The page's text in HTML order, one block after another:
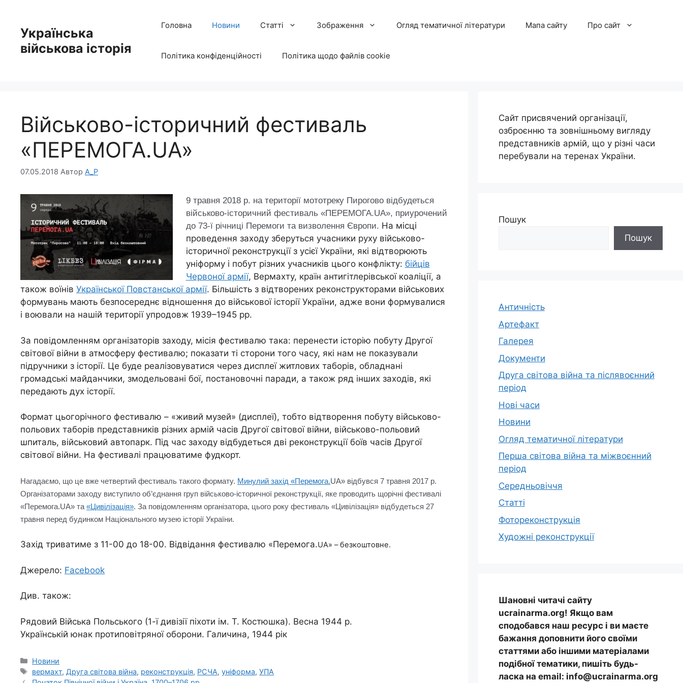
вмістуУкраїнська
військова історія
Головна Новини Статті Зображення Огляд тематичної літератури Мапа сайту Про сайт
Політика конфіденційності Політика щодо файлів cookie
Військово-історичний фестиваль
«ПЕРЕМОГА.UA»
07.05.2018 Автор A_P
9 травня 2018 р. на території мототреку Пирогово відбудеться
військово-історичний фестиваль «ПЕРЕМОГА.UA», приурочений
до 73-ї річниці Перемоги та визволення Європи. На місці
проведення заходу зберуться учасники руху військово-
історичної реконструкції з усієї України, які відтворюють
уніформу і побут різних учасників цього конфлікту: бійців
Червоної армії, Вермахту, країн антигітлерівської коаліції, а
також воїнів Української Повстанської армії. Більшість з відтворених реконструкторами військових
формувань мають безпосереднє відношення до військової історії України, адже вони формувалися
і воювали на нашій території упродовж 1939–1945 рр.
За повідомленням організаторів заходу, місія фестивалю така: перенести історію побуту Другої
світової війни в атмосферу фестивалю; показати ті сторони того часу, які нам не показували
підручники з історії. Це буде реалізовуватися через дисплеї житлових таборів, обладнані
громадські майданчики, змодельовані бої, постановочні паради, а також ряд інших заходів, які
передають дух історії.
Формат цьогорічного фестивалю – «живий музей» (дисплеї), тобто відтворення побуту військово-
польових таборів представників різних армій часів Другої світової війни, військово-польовий
шпиталь, військовий автопарк. Під час заходу відбудеться дві реконструкції боїв часів Другої
світової війни. На фестивалі працюватиме фудкорт.
Нагадаємо, що це вже четвертий фестиваль такого формату. Минулий захід «Перемога.UA» відбувся 7 травня 2017 р.
Організаторами заходу виступило об’єднання груп військово-історичної реконструкції, яке проводить щорічні фестивалі
«Перемога.UA» та «Цивілізація». За повідомленням організатора, цього року фестиваль «Цивілізація» відбудеться 27
травня перед будинком Національного музею історії України.
Захід триватиме з 11-00 до 18-00. Відвідання фестивалю «Перемога.UA» – безкоштовне.
Джерело: Facebook
Див. також:
Рядовий Війська Польського (1-ї дивізії піхоти ім. Т. Костюшка). Весна 1944 р.
Українській юнак протиповітряної оборони. Галичина, 1944 рік
Категорії
Новини
Позначки
вермахт, Друга світова війна, реконструкція, РСЧА,уніформа,УПА
Сайт присвячений організації,
озброєнню та зовнішньому вигляду
представників армій, що у різні часи
перебували на теренах України.
Пошук
Пошук
Античність
Артефакт
Галерея
Документи
Друга світова війна та післявоєнний
період
Нові часи
Новини
Огляд тематичної літератури
Перша світова війна та міжвоєнний
період
Середньовіччя
Статті
Фотореконструкція
Художні реконструкції
Шановні читачі сайту
ucrainarma.org! Якщо вам
сподобався наш ресурс і ви маєте
бажання доповнити його своїми
статтями або іншими матеріалами
подібної тематики, пишіть будь-
ласка на email: info@ucrainarma.org